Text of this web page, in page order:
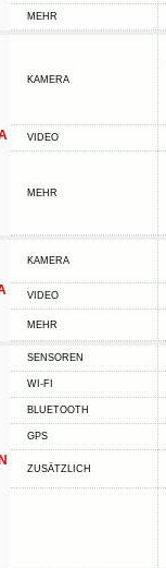
MEHR
KAMERA
VIDEO
MEHR
KAMERA
VIDEO
MEHR
SENSOREN
WI-FI
BLUETOOTH
GPS
ZUSÄTZLICH